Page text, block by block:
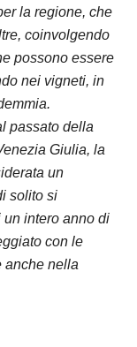
la regione, che
coinvolgendo
possono essere
nei vigneti, in
passato della
Giulia, la
un
solito si
intero anno di
con le
anche nella